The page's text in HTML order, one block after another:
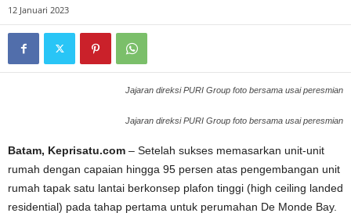
12 Januari 2023
Jajaran direksi PURI Group foto bersama usai peresmian
Jajaran direksi PURI Group foto bersama usai peresmian
Batam, Keprisatu.com – Setelah sukses memasarkan unit-unit
rumah dengan capaian hingga 95 persen atas pengembangan unit
rumah tapak satu lantai berkonsep plafon tinggi (high ceiling landed
residential) pada tahap pertama untuk perumahan De Monde Bay.